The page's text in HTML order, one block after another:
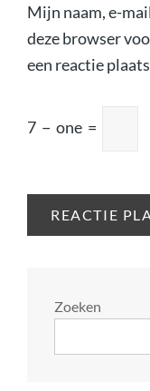
Mijn naam, e-
deze browser
een reactie
7 − one =
Zoeken